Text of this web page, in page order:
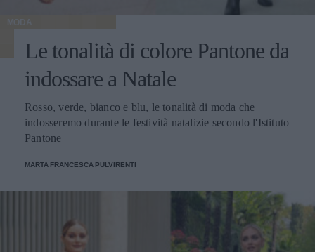
MODA
Le tonalità di colore Pantone da
indossare a Natale
Rosso, verde, bianco e blu, le tonalità di moda che
indosseremo durante le festività natalizie secondo l'Istituto
Pantone
MARTA FRANCESCA PULVIRENTI